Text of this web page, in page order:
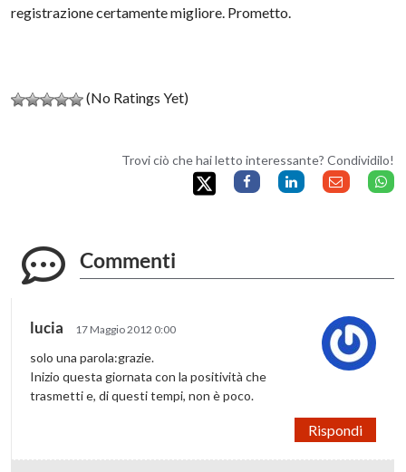
registrazione certamente migliore. Prometto.
(No Ratings Yet)
Trovi ciò che hai letto interessante? Condividilo!
Commenti
lucia 17 Maggio 2012 0:00
solo una parola:grazie.
Inizio questa giornata con la positività che
trasmetti e, di questi tempi, non è poco.
Rispondi